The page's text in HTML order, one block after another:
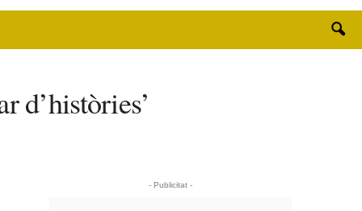
d’històries’
- Publicitat -